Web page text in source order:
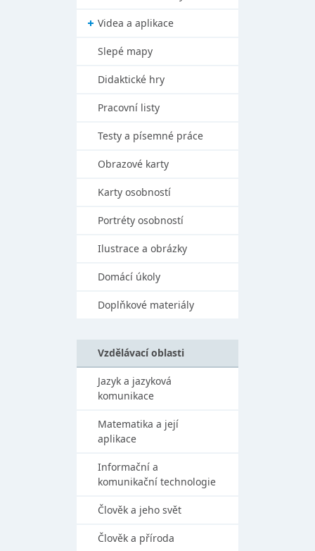
Videa a aplikace
Slepé mapy
Didaktické hry
Pracovní listy
Testy a písemné práce
Obrazové karty
Karty osobností
Portréty osobností
Ilustrace a obrázky
Domácí úkoly
Doplňkové materiály
Vzdělávací oblasti
Jazyk a jazyková
komunikace
Matematika a její
aplikace
Informační a
komunikační technologie
Člověk a jeho svět
Člověk a příroda